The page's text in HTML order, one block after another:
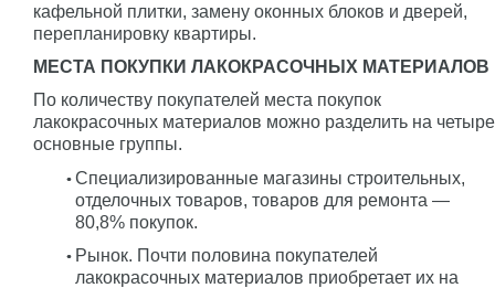
кафельной плитки, замену оконных блоков и дверей,
перепланировку квартиры.
МЕСТА ПОКУПКИ ЛАКОКРАСОЧНЫХ МАТЕРИАЛОВ
По количеству покупателей места покупок
лакокрасочных материалов можно разделить на четыре
основные группы.
Специализированные магазины строительных,
отделочных товаров, товаров для ремонта —
80,8% покупок.
Рынок. Почти половина покупателей
лакокрасочных материалов приобретает их на